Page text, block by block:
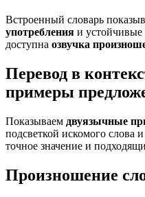
Встроенный словарь
употребления и устойчивые
доступна озвучка
Перевод в
примеры
Показываем двуязычные
подсветкой искомого слова
точное значение и
Произношение